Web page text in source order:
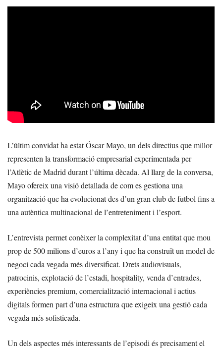
L’últim convidat ha estat Óscar Mayo, un dels directius que millor
representen la transformació empresarial experimentada per
l’Atlètic de Madrid durant l’última dècada. Al llarg de la conversa,
Mayo ofereix una visió detallada de com es gestiona una
organització que ha evolucionat des d’un gran club de futbol fins a
una autèntica multinacional de l’entreteniment i l’esport.
L’entrevista permet conèixer la complexitat d’una entitat que mou
prop de 500 milions d’euros a l’any i que ha construït un model de
negoci cada vegada més diversificat. Drets audiovisuals,
patrocinis, explotació de l’estadi, hospitality, venda d’entrades,
experiències premium, comercialització internacional i actius
digitals formen part d’una estructura que exigeix una gestió cada
vegada més sofisticada.
Un dels aspectes més interessants de l’episodi és precisament el